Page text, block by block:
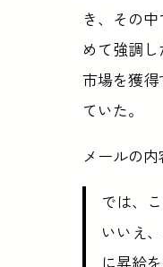
き、その
めて強調
市場を獲
ていた。
メールの
では、
いいえ
に昇給